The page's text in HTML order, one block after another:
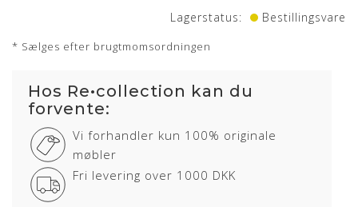
Levering: kontakt os for estimat
Lagerstatus: Bestillingsvare
* Sælges efter brugtmomsordningen
Hos Re•collection kan du
forvente:
Vi forhandler kun 100% originale
møbler
Fri levering over 1000 DKK